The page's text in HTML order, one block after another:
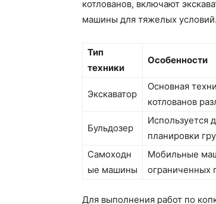
котлованов, включают
машины для тяжелых условий.
Тип
техники
Особенности
Экскаватор
Основная
котлованов
Бульдозер
Используется
планировки
Самоходн
ые машины
Мобильные
ограниченных
Для выполнения работ по